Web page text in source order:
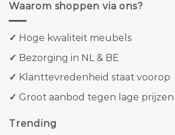
Waarom shoppen via ons?
✓ Hoge kwaliteit meubels
✓ Bezorging in NL & BE
✓ Klanttevredenheid staat voorop
✓ Groot aanbod tegen lage prijzen
Trending